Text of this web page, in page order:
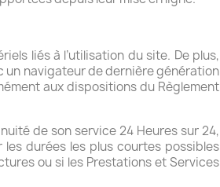
liés à l’utilisation du site. De plus,
un navigateur de dernière génération
aux dispositions du Règlement
de son service 24 Heures sur 24,
les durées les plus courtes possibles
ou si les Prestations et Services